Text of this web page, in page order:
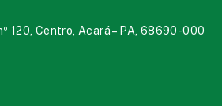
120, Centro, Acará – PA, 68690-000